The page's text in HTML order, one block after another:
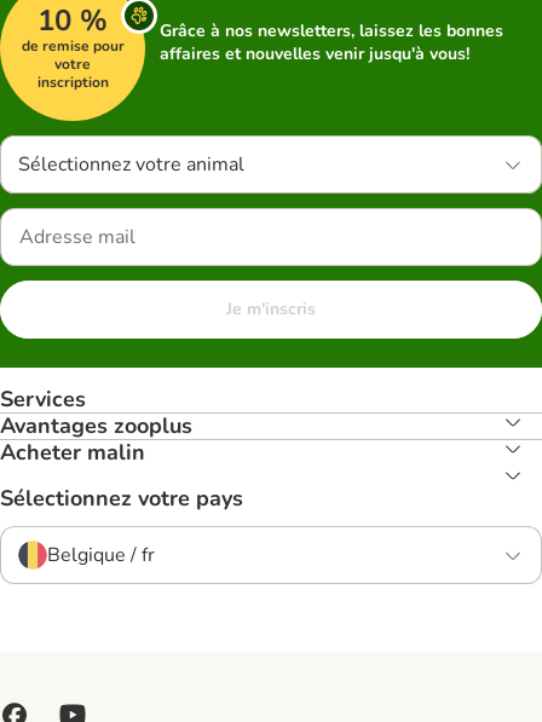
10 %
de remise pour
votre
inscription
Grâce à nos newsletters, laissez les bonnes
affaires et nouvelles venir jusqu'à vous!
Sélectionnez votre animal
Je m'inscris
Services
Avantages zooplus
Acheter malin
Sélectionnez votre pays
Belgique / fr